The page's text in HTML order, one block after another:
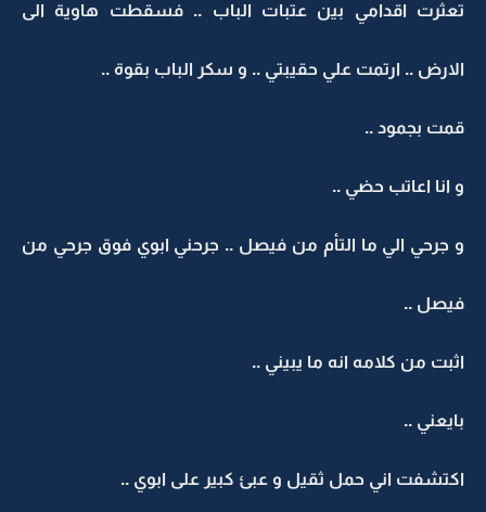
تعثرت اقدامي بين عتبات الباب .. فسقطت هاوية الى
الارض .. ارتمت علي حقيبتي .. و سكر الباب بقوة ..
قمت بجمود ..
و انا اعاتب حضي ..
و جرحي الي ما التأم من فيصل .. جرحني ابوي فوق جرحي من
فيصل ..
اثبت من كلامه انه ما يبيني ..
بايعني ..
اكتشفت اني حمل ثقيل و عبئ كبير على ابوي ..